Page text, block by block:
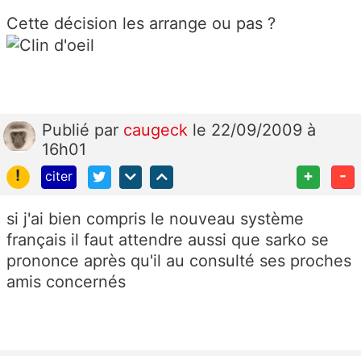
Cette décision les arrange ou pas ?
Publié par caugeck le 22/09/2009 à
16h01
!
citer + -
si j'ai bien compris le nouveau système
français il faut attendre aussi que sarko se
prononce après qu'il au consulté ses proches
amis concernés